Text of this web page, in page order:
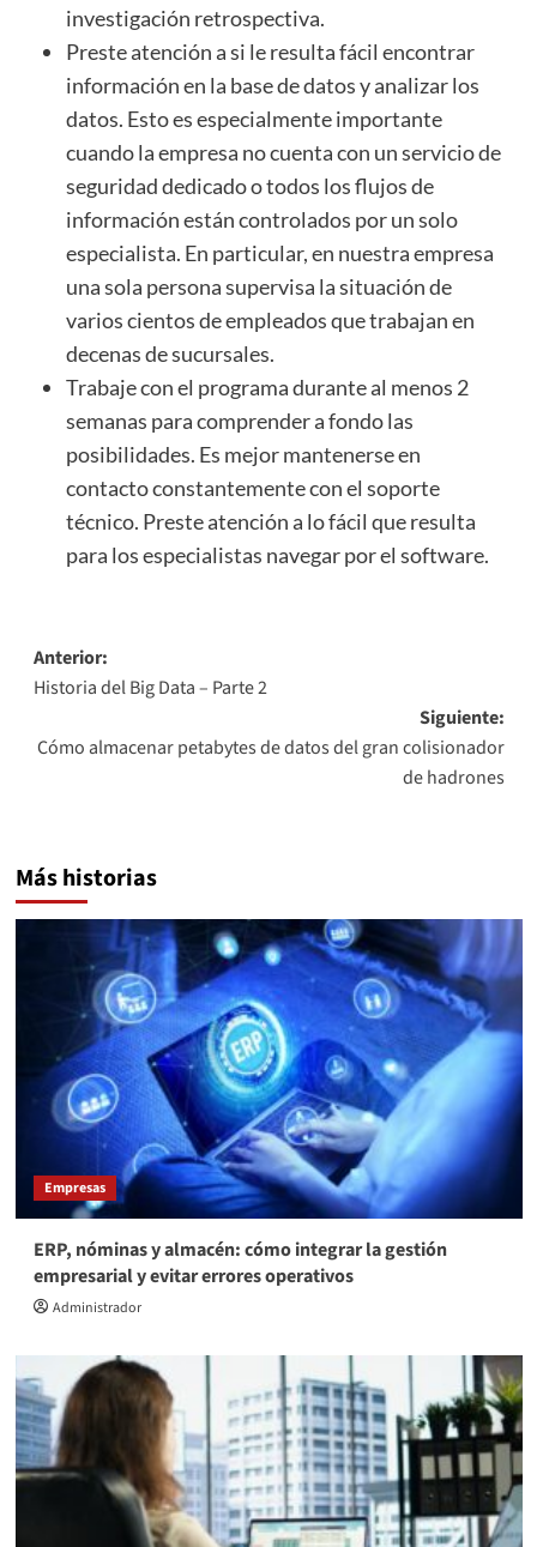
investigación retrospectiva.
Preste atención a si le resulta fácil encontrar
información en la base de datos y analizar los
datos. Esto es especialmente importante
cuando la empresa no cuenta con un servicio de
seguridad dedicado o todos los flujos de
información están controlados por un solo
especialista. En particular, en nuestra empresa
una sola persona supervisa la situación de
varios cientos de empleados que trabajan en
decenas de sucursales.
Trabaje con el programa durante al menos 2
semanas para comprender a fondo las
posibilidades. Es mejor mantenerse en
contacto constantemente con el soporte
técnico. Preste atención a lo fácil que resulta
para los especialistas navegar por el software.
Navegación
de
entradas
Anterior:
Historia del Big Data – Parte 2
Siguiente:
Cómo almacenar petabytes de datos del gran colisionador
de hadrones
Más historias
Empresas
ERP, nóminas y almacén: cómo integrar la gestión
empresarial y evitar errores operativos
Administrador